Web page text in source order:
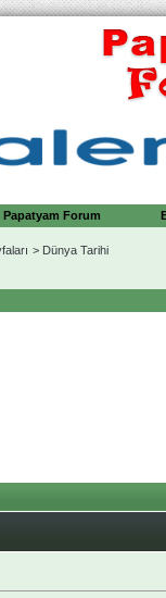
Papatyam Forum
> Dünya Tarihi